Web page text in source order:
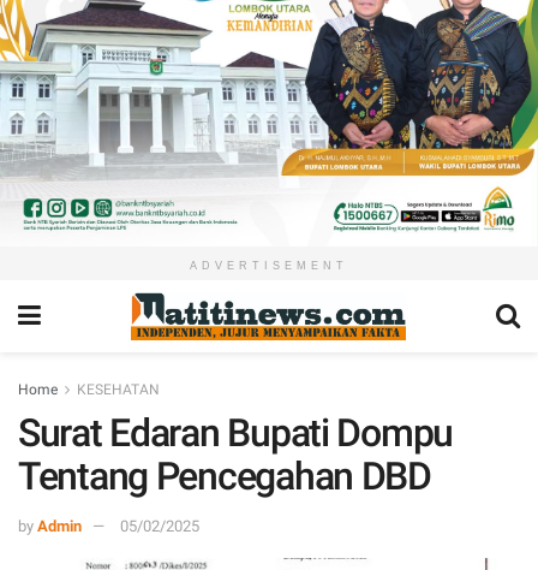
ADVERTISEMENT
Home KESEHATAN
Surat Edaran Bupati Dompu
Tentang Pencegahan DBD
by Admin 05/02/2025